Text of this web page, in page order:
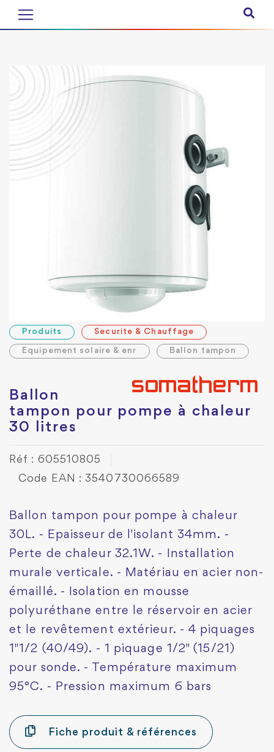
Produits Securite & Chauffage
Equipement solaire & enr Ballon tampon
Ballon
tampon pour pompe à chaleur
30 litres
Réf : 605510805
Code EAN : 3540730066589
Ballon tampon pour pompe à chaleur
30L. - Epaisseur de l'isolant 34mm. -
Perte de chaleur 32.1W. - Installation
murale verticale. - Matériau en acier non-
émaillé. - Isolation en mousse
polyuréthane entre le réservoir en acier
et le revêtement extérieur. - 4 piquages
1"1/2 (40/49). - 1 piquage 1/2" (15/21)
pour sonde. - Température maximum
95°C. - Pression maximum 6 bars
Fiche produit & références